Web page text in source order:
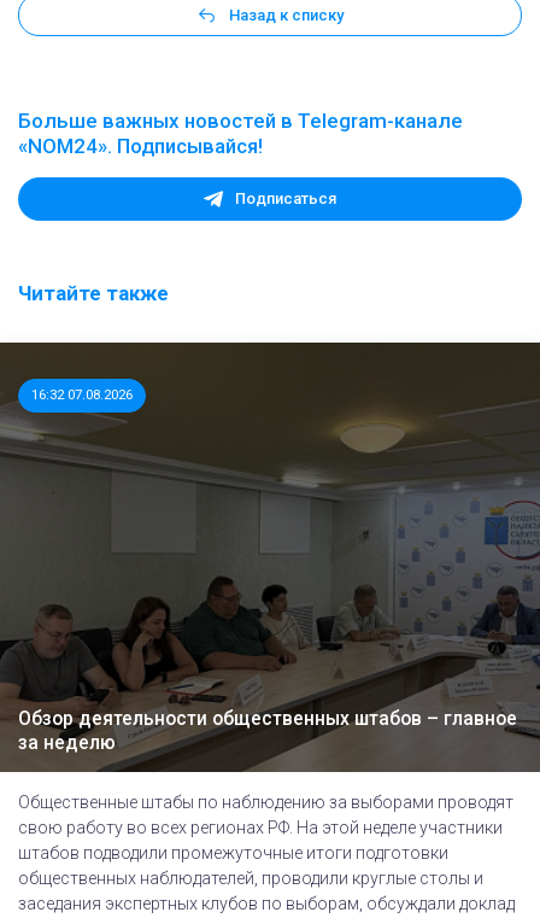
Назад к списку
Больше важных новостей в Telegram-канале
«NOM24». Подписывайся!
Подписаться
Читайте также
16:32 07.08.2026
Обзор деятельности общественных штабов – главное
за неделю
Общественные штабы по наблюдению за выборами проводят
свою работу во всех регионах РФ. На этой неделе участники
штабов подводили промежуточные итоги подготовки
общественных наблюдателей, проводили круглые столы и
заседания экспертных клубов по выборам, обсуждали доклад